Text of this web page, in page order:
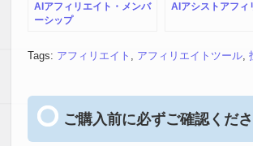
AIアフィリエイト・メンバ
ーシップ
AIアシストアフィ
Tags: アフィリエイト , アフィリエイトツール,
ご購入前に必ずご確認くだ